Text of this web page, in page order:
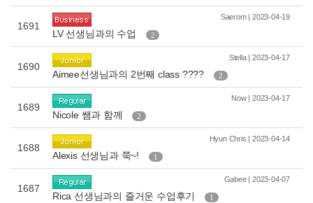
1691
Saerom | 2023-04-19
LV 선생님과의 수업 2
1690
Stella | 2023-04-17
Aimee선생님과의 2번째 class ???? 2
1689
Now | 2023-04-17
Nicole 쌤과 함께 2
1688
Hyun Chris | 2023-04-14
Alexis 선생님과 쭉~! 1
1687
Gabee | 2023-04-07
Rica 선생님과의 즐거운 수업후기 1